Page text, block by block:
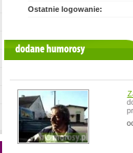
Ostatnie logowanie:
filmiki użytkownika